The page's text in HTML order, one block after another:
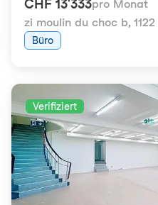
CHF 13'333pro Monat
zi moulin du choc b,
Büro
Verifiziert